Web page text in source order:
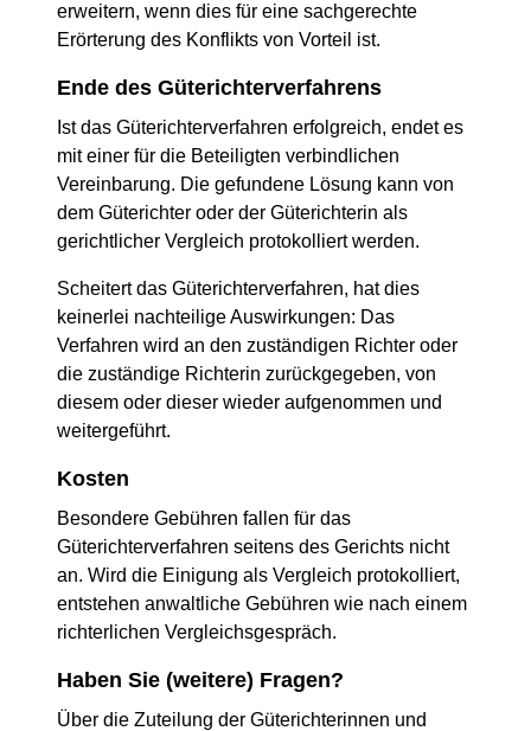
erweitern, wenn dies für eine sachgerechte
Erörterung des Konflikts von Vorteil ist.
Ende des Güterichterverfahrens
Ist das Güterichterverfahren erfolgreich, endet es
mit einer für die Beteiligten verbindlichen
Vereinbarung. Die gefundene Lösung kann von
dem Güterichter oder der Güterichterin als
gerichtlicher Vergleich protokolliert werden.
Scheitert das Güterichterverfahren, hat dies
keinerlei nachteilige Auswirkungen: Das
Verfahren wird an den zuständigen Richter oder
die zuständige Richterin zurückgegeben, von
diesem oder dieser wieder aufgenommen und
weitergeführt.
Kosten
Besondere Gebühren fallen für das
Güterichterverfahren seitens des Gerichts nicht
an. Wird die Einigung als Vergleich protokolliert,
entstehen anwaltliche Gebühren wie nach einem
richterlichen Vergleichsgespräch.
Haben Sie (weitere) Fragen?
Über die Zuteilung der Güterichterinnen und